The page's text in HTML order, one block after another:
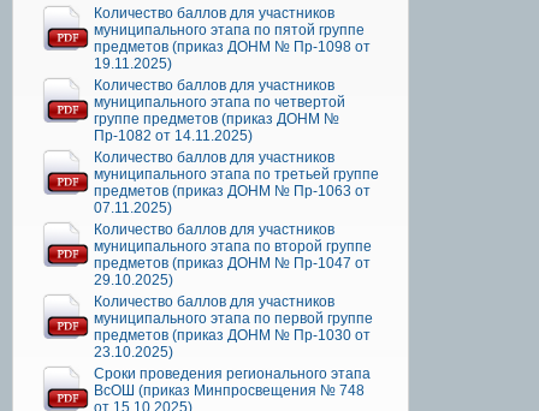
Количество баллов для участников
муниципального этапа по пятой группе
предметов (приказ ДОНМ № Пр-1098 от
19.11.2025)
Количество баллов для участников
муниципального этапа по четвертой
группе предметов (приказ ДОНМ №
Пр-1082 от 14.11.2025)
Количество баллов для участников
муниципального этапа по третьей группе
предметов (приказ ДОНМ № Пр-1063 от
07.11.2025)
Количество баллов для участников
муниципального этапа по второй группе
предметов (приказ ДОНМ № Пр-1047 от
29.10.2025)
Количество баллов для участников
муниципального этапа по первой группе
предметов (приказ ДОНМ № Пр-1030 от
23.10.2025)
Сроки проведения регионального этапа
ВсОШ (приказ Минпросвещения № 748
от 15.10.2025)